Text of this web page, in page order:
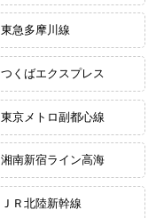
東急多摩川線
つくばエクスプレス
東京メトロ副都心線
湘南新宿ライン高海
ＪＲ北陸新幹線